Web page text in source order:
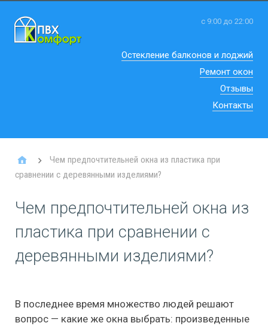
с 9:00 до 22:00
Остекление балконов и лоджий
Ремонт окон
Отзывы
Контакты
Чем предпочтительней окна из пластика при
сравнении с деревянными изделиями?
Чем предпочтительней окна из
пластика при сравнении с
деревянными изделиями?
В последнее время множество людей решают
вопрос — какие же окна выбрать: произведенные